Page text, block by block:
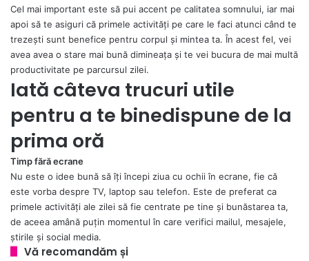
Cel mai important este să pui accent pe calitatea somnului, iar mai
apoi să te asiguri că primele activități pe care le faci atunci când te
trezești sunt benefice pentru corpul și mintea ta. În acest fel, vei
avea avea o stare mai bună dimineața și te vei bucura de mai multă
productivitate pe parcursul zilei.
Iată câteva trucuri utile
pentru a te binedispune de la
prima oră
Timp fără ecrane
Nu este o idee bună să îți începi ziua cu ochii în ecrane, fie că
este vorba despre TV, laptop sau telefon. Este de preferat ca
primele activități ale zilei să fie centrate pe tine și bunăstarea ta,
de aceea amână puțin momentul în care verifici mailul, mesajele,
știrile și social media.
Vă recomandăm și